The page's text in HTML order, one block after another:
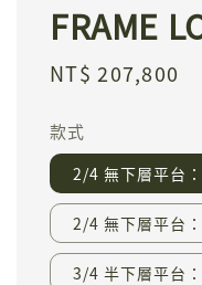
FRAME
Regular
NT$ 207,800
款式
2/4 無下層平台
2/4 無下層平台
3/4 半下層平台